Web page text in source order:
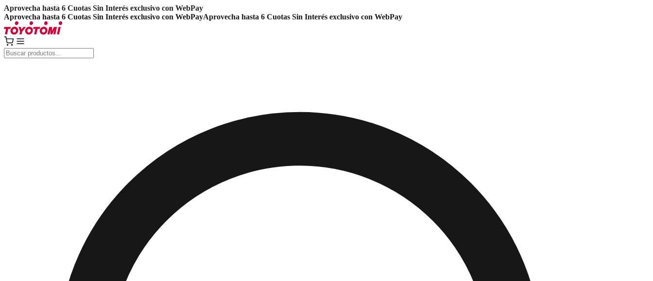
Aprovecha hasta 6 Cuotas Sin Interés exclusivo con WebPay
Aprovecha hasta 6 Cuotas Sin Interés exclusivo con WebPayAprovecha hasta 6 Cuotas Sin Interés exclusivo con WebPay